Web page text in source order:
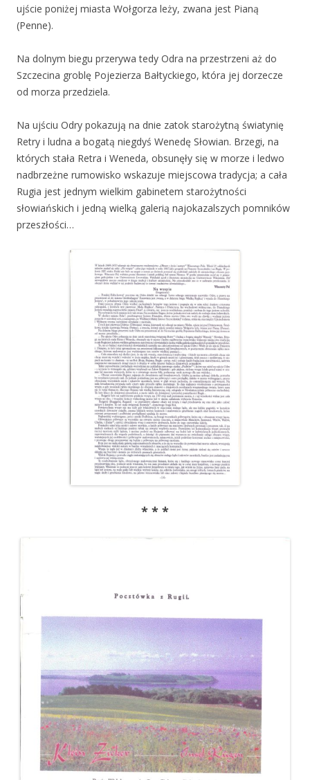
ujście poniżej miasta Wołgorza leży, zwana jest Pianą
(Penne).
Na dolnym biegu przerywa tedy Odra na przestrzeni aż do
Szczecina groblę Pojezierza Bałtyckiego, która jej dorzecze
od morza przedziela.
Na ujściu Odry pokazują na dnie zatok starożytną światynię
Retry i ludna a bogatą niegdyś Wenedę Słowian. Brzegi, na
których stała Retra i Weneda, obsunęły się w morze i ledwo
nadbrzeżne rumowisko wskazuje miejscowa tradycja; a cała
Rugia jest jednym wielkim gabinetem starożytności
słowiańskich i jedną wielką galerią najokazalszych pomników
przeszłości…
* * *